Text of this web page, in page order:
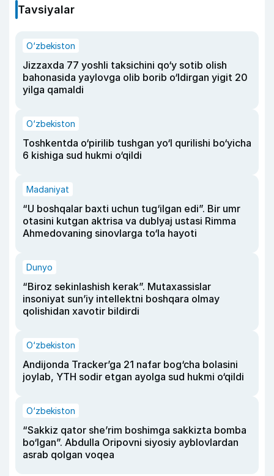
Tavsiyalar
O‘zbekiston
Jizzaxda 77 yoshli taksichini qo‘y sotib olish
bahonasida yaylovga olib borib o‘ldirgan yigit 20
yilga qamaldi
O‘zbekiston
Toshkentda o‘pirilib tushgan yo‘l qurilishi bo‘yicha
6 kishiga sud hukmi o‘qildi
Madaniyat
“U boshqalar baxti uchun tug‘ilgan edi”. Bir umr
otasini kutgan aktrisa va dublyaj ustasi Rimma
Ahmedovaning sinovlarga to‘la hayoti
Dunyo
“Biroz sekinlashish kerak”. Mutaxassislar
insoniyat sun’iy intellektni boshqara olmay
qolishidan xavotir bildirdi
O‘zbekiston
Andijonda Tracker’ga 21 nafar bog‘cha bolasini
joylab, YTH sodir etgan ayolga sud hukmi o‘qildi
O‘zbekiston
“Sakkiz qator she’rim boshimga sakkizta bomba
bo‘lgan”. Abdulla Oripovni siyosiy ayblovlardan
asrab qolgan voqea